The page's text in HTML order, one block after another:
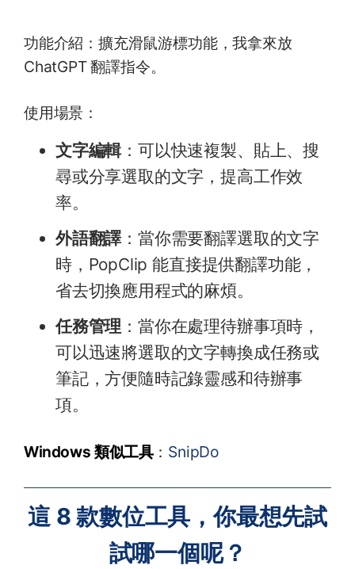
功能介紹：擴充滑鼠游標功能，我拿來放
ChatGPT 翻譯指令。
使用場景：
文字編輯：可以快速複製、貼上、搜
尋或分享選取的文字，提高工作效
率。
外語翻譯 ：當你需要翻譯選取的文字
時，PopClip 能直接提供翻譯功能，
省去切換應用程式的麻煩。
任務管理 ：當你在處理待辦事項時，
可以迅速將選取的文字轉換成任務或
筆記，方便隨時記錄靈感和待辦事
項。
Windows 類似工具： SnipDo
這 8 款數位工具，你最想先試
試哪一個呢？